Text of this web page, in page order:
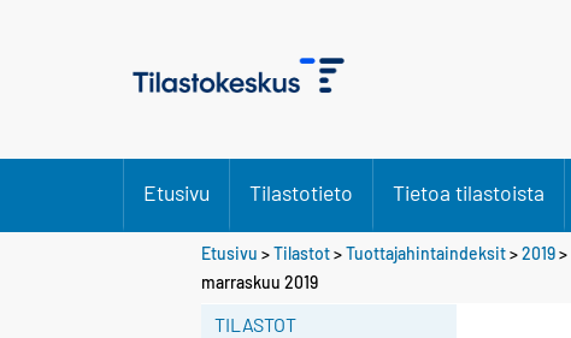
Etusivu Tilastotieto Tietoa tilastoista
Etusivu >Tilastot>Tuottajahintaindeksit>2019>
marraskuu 2019
TILASTOT